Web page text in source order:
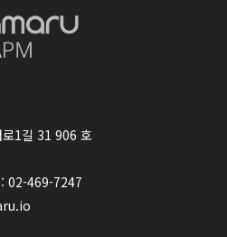
1길 31 906 호
02-469-7247